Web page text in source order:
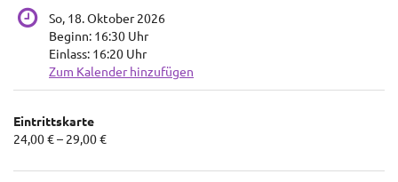
So, 18. Oktober 2026
Beginn: 16:30 Uhr
Einlass: 16:20 Uhr
Zum Kalender hinzufügen
Unkategorisierte
Eintrittskarte
von
bis
24,00 € – 29,00 €